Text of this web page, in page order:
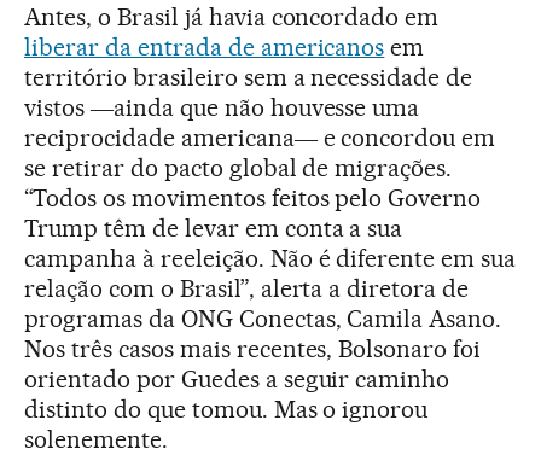
Antes, o Brasil já havia concordado em
liberar da entrada de americanos em
território brasileiro sem a necessidade de
vistos ―ainda que não houvesse uma
reciprocidade americana― e concordou em
se retirar do pacto global de migrações.
“Todos os movimentos feitos pelo Governo
Trump têm de levar em conta a sua
campanha à reeleição. Não é diferente em sua
relação com o Brasil”, alerta a diretora de
programas da ONG Conectas, Camila Asano.
Nos três casos mais recentes, Bolsonaro foi
orientado por Guedes a seguir caminho
distinto do que tomou. Mas o ignorou
solenemente.